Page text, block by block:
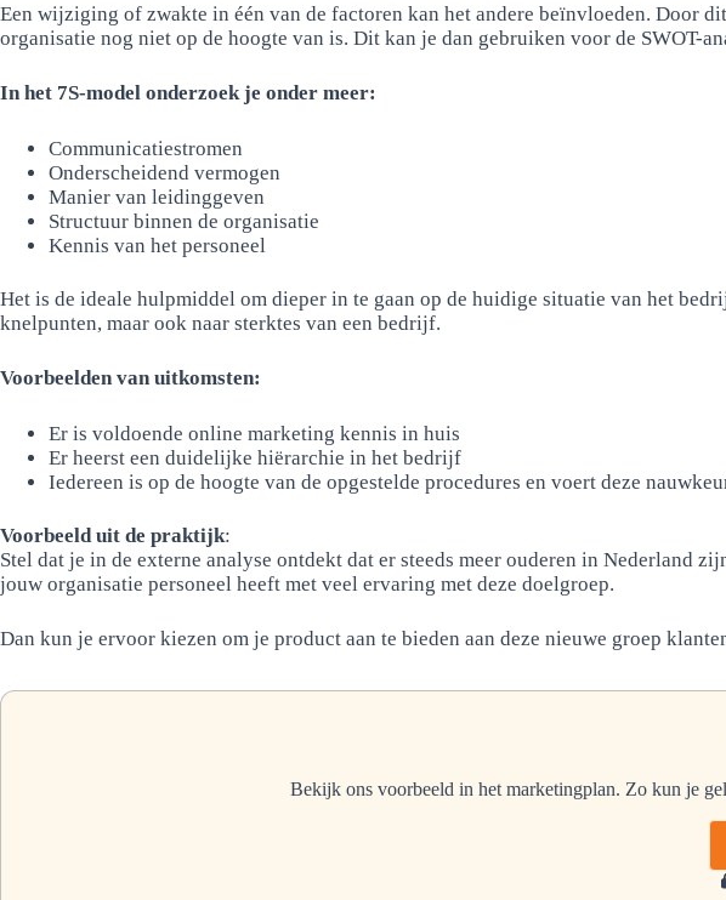
Een wijziging of zwakte in één van de factoren kan het andere beïnvloeden. Door
organisatie nog niet op de hoogte van is. Dit kan je dan gebruiken voor de SWOT-
In het 7S-model onderzoek je onder meer:
Communicatiestromen
Onderscheidend vermogen
Manier van leidinggeven
Structuur binnen de organisatie
Kennis van het personeel
Het is de ideale hulpmiddel om dieper in te gaan op de huidige situatie van het
knelpunten, maar ook naar sterktes van een bedrijf.
Voorbeelden van uitkomsten:
Er is voldoende online marketing kennis in huis
Er heerst een duidelijke hiërarchie in het bedrijf
Iedereen is op de hoogte van de opgestelde procedures en voert deze
Voorbeeld uit de praktijk:
Stel dat je in de externe analyse ontdekt dat er steeds meer ouderen in
jouw organisatie personeel heeft met veel ervaring met deze doelgroep.
Dan kun je ervoor kiezen om je product aan te bieden aan deze nieuwe groep
Bekijk ons voorbeeld in het marketingplan. Zo kun je